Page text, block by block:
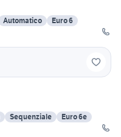
Automatico
Euro 6
Sequenziale
Euro 6e